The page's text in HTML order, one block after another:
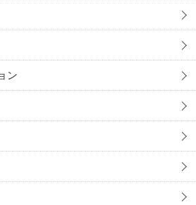
ン